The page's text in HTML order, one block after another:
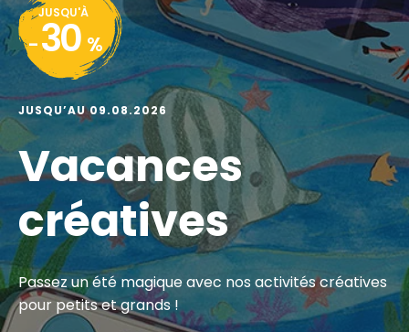
JUSQU'À
- 30 %
JUSQU’AU 09.08.2026
Vacances
créatives
Passez un été magique avec nos activités créatives
pour petits et grands !